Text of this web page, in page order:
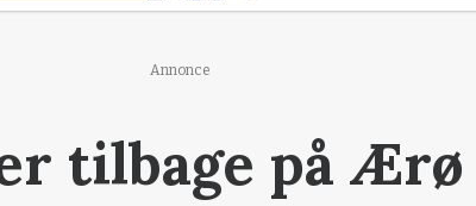
Annonce
tilbage på Ærø